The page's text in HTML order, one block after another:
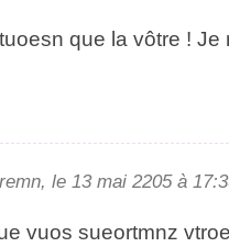
que la vôtre !
le 13 mai 2025 à
vous sueortmnz